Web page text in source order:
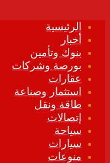
الرئيسية
أخبار
بنوك وتأمين
بورصة وشركات
عقارات
استثمار وصناعة
طاقة ونقل
إتصالات
سياحة
سيارات
منوعات